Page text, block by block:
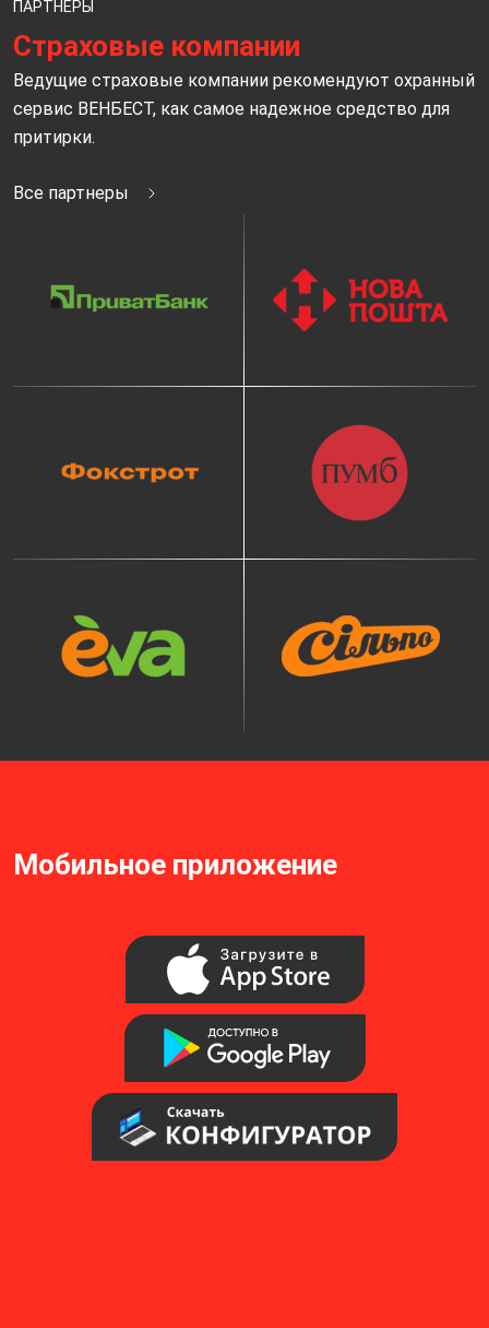
ПАРТНЕРЫ
Страховые компании
Ведущие страховые компании рекомендуют охранный
сервис ВЕНБЕСТ, как самое надежное средство для
притирки.
Все партнеры
Мобильное приложение